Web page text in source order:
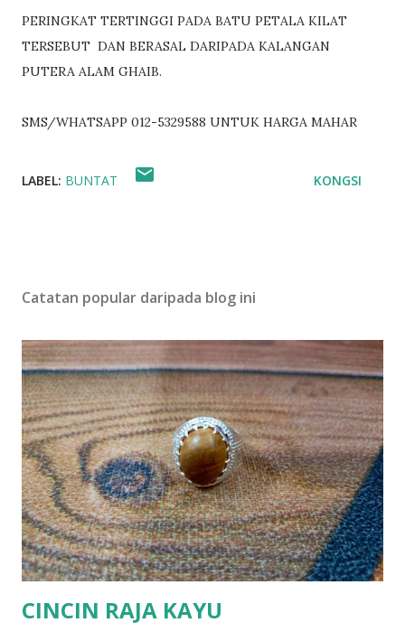
PERINGKAT TERTINGGI PADA BATU PETALA KILAT
TERSEBUT DAN BERASAL DARIPADA KALANGAN
PUTERA ALAM GHAIB.
SMS/WHATSAPP 012-5329588 UNTUK HARGA MAHAR
LABEL: BUNTAT KONGSI
Catatan popular daripada blog ini
CINCIN RAJA KAYU